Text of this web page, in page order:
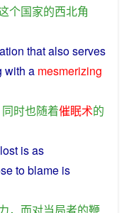
个国家的西北角
thatalsoserves
with a mesmerizing
同时也随着催眠术的
lost is as
toblame is